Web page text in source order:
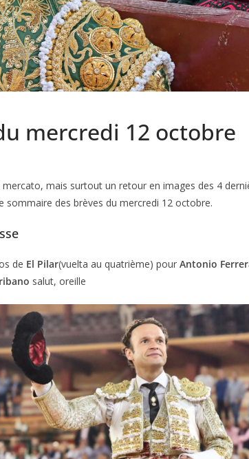
mercredi 12 octobre
mais surtout un retour en images des 4
sommaire des brèves du mercredi 12 octobre.
de El Pilar(vuelta au quatrième) pour Antonio
salut, oreille
TAURINES
TAURINES 2026
: au seuil des
2026 Olivier Castelnau 18/06/